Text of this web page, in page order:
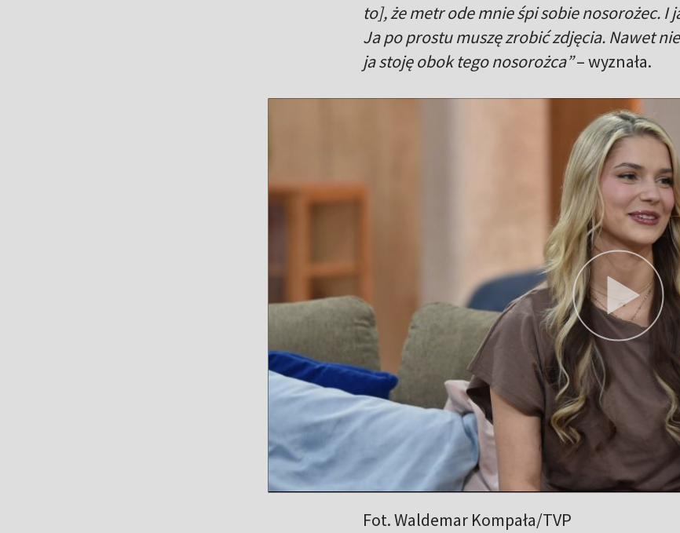
to], że metr ode mnie śpi sobie nosorożec. I
Ja po prostu muszę zrobić zdjęcia. Nawet
ja stoję obok tego nosorożca”– wyznała.
Fot. Waldemar Kompała/TVP